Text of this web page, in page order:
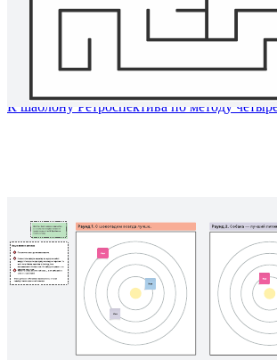
Ретроспектива по методу четырех L
К шаблону Ретроспектива по методу